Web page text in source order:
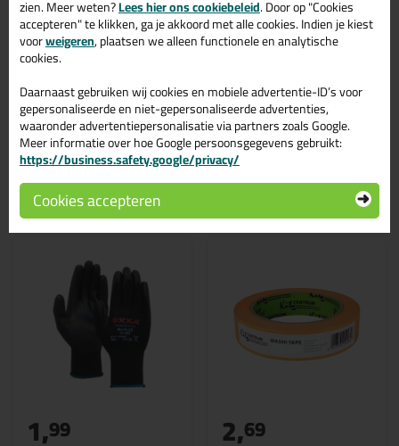
Breng de lijm aan één kant aan, rechtstreeks uit de plastic fles,
plaats de onderdelen op elkaar en druk deze gedurende vijf
seconden stevig tegen elkaar. Breng niet te veel lijm aan. Alleen
met een dunne lijmlaag krijgt u een goede hechting. Pas op dat de
lijm niet met uw ogen of huid in contact komt. Ondergronden
vooraf altijd testen op hechting.
Gerelateerde producten
1,99 2,69
zien. Meer weten?Lees hier ons cookiebeleid. Door op "Cookies
accepteren" te klikken, ga je akkoord met alle cookies. Indien je kiest
voorweigeren, plaatsen we alleen functionele en analytische
cookies.
Daarnaast gebruiken wij cookies en mobiele advertentie-ID’s voor
gepersonaliseerde en niet-gepersonaliseerde advertenties,
waaronder advertentiepersonalisatie via partners zoals Google.
Meer informatie over hoe Google persoonsgegevens gebruikt:
https://business.safety.google/privacy/
Cookies accepteren